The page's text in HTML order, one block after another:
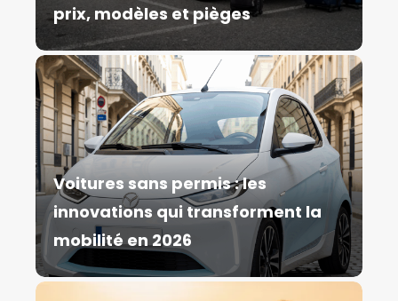
prix, modèles et pièges
Voitures sans permis : les
innovations qui transforment la
mobilité en 2026